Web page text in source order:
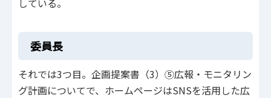
している。
委員長
それでは3つ目。企画提案書（3）⑤広報・モニタリン
グ計画についてで、ホームページはSNSを活用した広